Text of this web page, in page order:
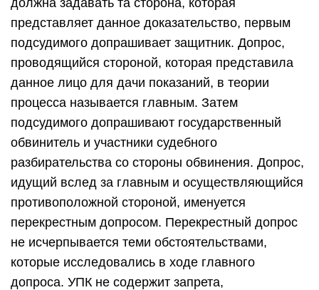
должна задавать та сторона, которая
представляет данное доказательство, первым
подсудимого допрашивает защитник. Допрос,
проводящийся стороной, которая представила
данное лицо для дачи показаний, в теории
процесса называется главным. Затем
подсудимого допрашивают государственный
обвинитель и участники судебного
разбирательства со стороны обвинения. Допрос,
идущий вслед за главным и осуществляющийся
противоположной стороной, именуется
перекрестным допросом. Перекрестный допрос
не исчерпывается теми обстоятельствами,
которые исследовались в ходе главного
допроса. УПК не содержит запрета,